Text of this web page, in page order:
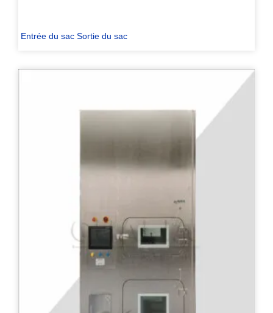
Entrée du sac Sortie du sac